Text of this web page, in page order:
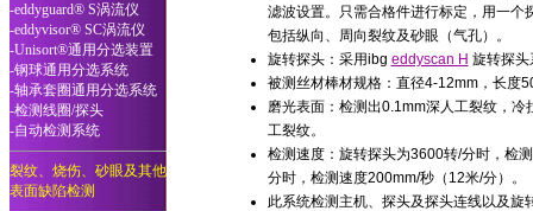
-eddyguard® S涡流仪
-eddyvisor® SC涡流仪
-Unisort®通用分选装置
-钢球通用分选系统
-轴承套圈通用分选系统
-检测线圈/探头
-自动检测系统
裂纹、烧伤、砂眼及其他
表面缺陷检测
滤波设置。只需合格件进行标定，用一个
包括纵向、周向裂纹及砂眼（气孔）。
旋转探头：采用ibg eddyscan H 旋转探头
被测丝材棒材规格：直径4-12mm，长度
磨光表面：检测出0.1mm深人工裂纹，冷
工裂纹。
检测速度：旋转探头为3600转/分时，检
分时，检测速度200mm/秒（12米/分）。
此系统检测主机、探头及探头连线以及旋